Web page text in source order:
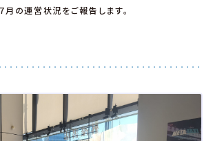
の運営状況をご報告します。